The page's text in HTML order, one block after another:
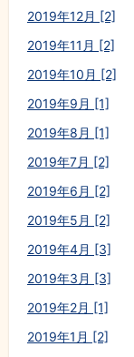
2019年12月 [2]
2019年11月 [2]
2019年10月 [2]
2019年9月 [1]
2019年8月 [1]
2019年7月 [2]
2019年6月 [2]
2019年5月 [2]
2019年4月 [3]
2019年3月 [3]
2019年2月 [1]
2019年1月 [2]